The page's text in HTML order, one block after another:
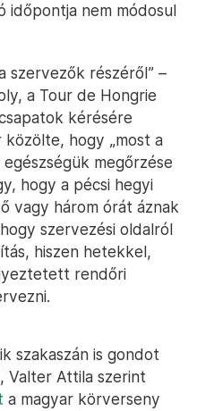
nem módosul
szervezők részéről” –
a Tour de Hongrie
kérésére
közölte, hogy „most a
megőrzése
hogy a pécsi hegyi
vagy három órát áznak
szervezési oldalról
hiszen hetekkel,
rendőri
szakaszán is gondot
Valter Attila szerint
a magyar körverseny